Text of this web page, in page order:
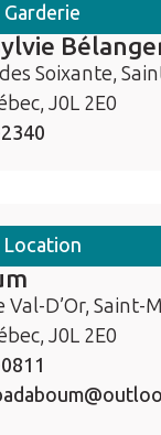
Garderie
Soixante,
J0L 2E0
Location
Val-D’Or, Saint-
J0L 2E0